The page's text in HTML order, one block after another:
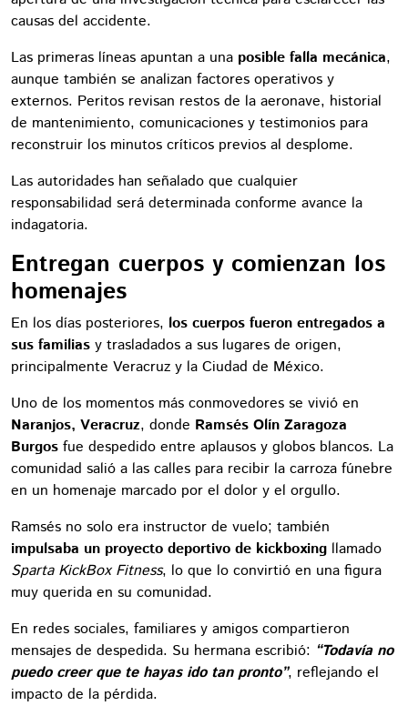
causas del accidente.
Las primeras líneas apuntan a una posible falla mecánica,
aunque también se analizan factores operativos y
externos. Peritos revisan restos de la aeronave, historial
de mantenimiento, comunicaciones y testimonios para
reconstruir los minutos críticos previos al desplome.
Las autoridades han señalado que cualquier
responsabilidad será determinada conforme avance la
indagatoria.
Entregan cuerpos y comienzan los
homenajes
En los días posteriores, los cuerpos fueron entregados a
sus familias y trasladados a sus lugares de origen,
principalmente Veracruz y la Ciudad de México.
Uno de los momentos más conmovedores se vivió en
Naranjos, Veracruz, donde Ramsés Olín Zaragoza
Burgos fue despedido entre aplausos y globos blancos. La
comunidad salió a las calles para recibir la carroza fúnebre
en un homenaje marcado por el dolor y el orgullo.
Ramsés no solo era instructor de vuelo; también
impulsaba un proyecto deportivo de kickboxing llamado
Sparta KickBox Fitness, lo que lo convirtió en una figura
muy querida en su comunidad.
En redes sociales, familiares y amigos compartieron
mensajes de despedida. Su hermana escribió: “Todavía no
puedo creer que te hayas ido tan pronto”, reflejando el
impacto de la pérdida.